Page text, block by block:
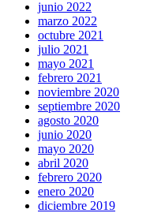
junio 2022
marzo 2022
octubre 2021
julio 2021
mayo 2021
febrero 2021
noviembre 2020
septiembre 2020
agosto 2020
junio 2020
mayo 2020
abril 2020
febrero 2020
enero 2020
diciembre 2019